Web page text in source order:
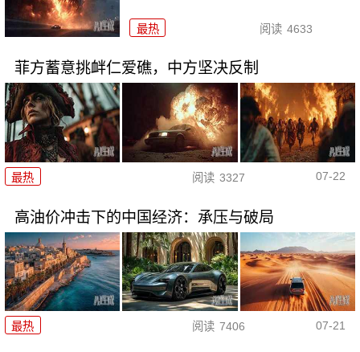
最热 阅读 4633
菲方蓄意挑衅仁爱礁，中方坚决反制
最热 阅读 3327 07-22
高油价冲击下的中国经济：承压与破局
最热 阅读 7406 07-21